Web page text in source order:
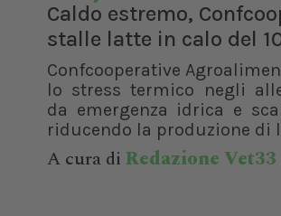
Caldo estremo,
stalle latte in calo del
Confcooperative
lo stress termico negli
da emergenza idrica e
riducendo la produzione di
A cura di Redazione Vet33